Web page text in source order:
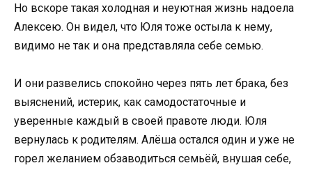
Но вскоре такая холодная и неуютная жизнь надоела
Алексею. Он видел, что Юля тоже остыла к нему,
видимо не так и она представляла себе семью.
И они развелись спокойно через пять лет брака, без
выяснений, истерик, как самодостаточные и
уверенные каждый в своей правоте люди. Юля
вернулась к родителям. Алёша остался один и уже не
горел желанием обзаводиться семьёй, внушая себе,